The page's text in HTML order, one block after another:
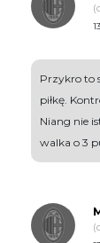
Przykro to
piłkę.
Niang nie
walka o 3